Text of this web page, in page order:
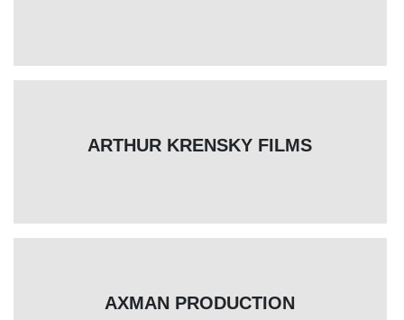
ARTHUR KRENSKY FILMS
AXMAN PRODUCTION